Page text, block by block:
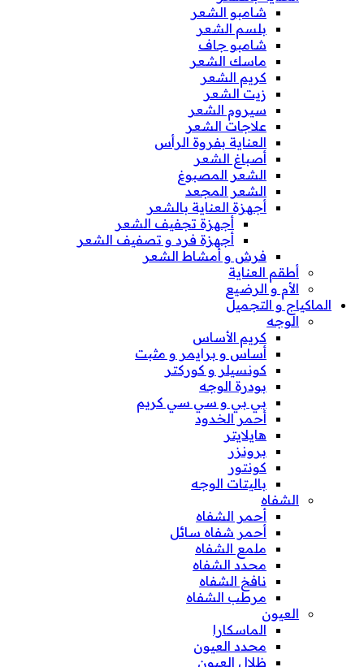
شامبو الشعر
بلسم الشعر
شامبو جاف
ماسك الشعر
كريم الشعر
زيت الشعر
سيروم الشعر
علاجات الشعر
العناية بفروة الرأس
أصباغ الشعر
الشعر المصبوغ
الشعر المجعد
أجهزة العناية بالشعر
أجهزة تجفيف الشعر
أجهزة فرد و تصفيف الشعر
فرش و أمشاط الشعر
أطقم العناية
الأم و الرضيع
الماكياج و التجميل
الوجه
كريم الأساس
أساس و برايمر و مثبت
كونسيلر و كوركتر
بودرة الوجه
بي بي و سي سي كريم
أحمر الخدود
هايلايتر
برونزر
كونتور
باليتات الوجه
الشفاه
أحمر الشفاه
أحمر شفاه سائل
ملمع الشفاه
محدد الشفاه
نافخ الشفاه
مرطب الشفاه
العيون
الماسكارا
محدد العيون
ظلال العيون